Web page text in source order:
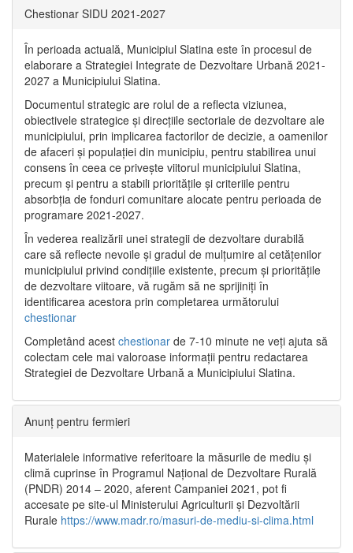
Chestionar SIDU 2021-2027
În perioada actuală, Municipiul Slatina este în procesul de
elaborare a Strategiei Integrate de Dezvoltare Urbană 2021‐
2027 a Municipiului Slatina.
Documentul strategic are rolul de a reflecta viziunea,
obiectivele strategice și direcțiile sectoriale de dezvoltare ale
municipiului, prin implicarea factorilor de decizie, a oamenilor
de afaceri și populației din municipiu, pentru stabilirea unui
consens în ceea ce privește viitorul municipiului Slatina,
precum și pentru a stabili prioritățile și criteriile pentru
absorbția de fonduri comunitare alocate pentru perioada de
programare 2021-2027.
În vederea realizării unei strategii de dezvoltare durabilă
care să reflecte nevoile și gradul de mulțumire al cetățenilor
municipiului privind condițiile existente, precum și prioritățile
de dezvoltare viitoare, vă rugăm să ne sprijiniți în
identificarea acestora prin completarea următorului
chestionar
Completând acest chestionar de 7-10 minute ne veți ajuta să
colectam cele mai valoroase informații pentru redactarea
Strategiei de Dezvoltare Urbană a Municipiului Slatina.
Anunț pentru fermieri
Materialele informative referitoare la măsurile de mediu și
climă cuprinse în Programul Național de Dezvoltare Rurală
(PNDR) 2014 – 2020, aferent Campaniei 2021, pot fi
accesate pe site-ul Ministerului Agriculturii și Dezvoltării
Rurale https://www.madr.ro/masuri-de-mediu-si-clima.html